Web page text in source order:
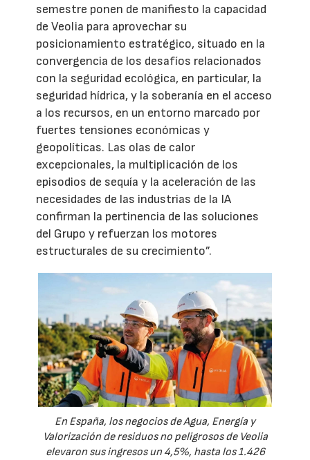
semestre ponen de manifiesto la capacidad
de Veolia para aprovechar su
posicionamiento estratégico, situado en la
convergencia de los desafíos relacionados
con la seguridad ecológica, en particular, la
seguridad hídrica, y la soberanía en el acceso
a los recursos, en un entorno marcado por
fuertes tensiones económicas y
geopolíticas. Las olas de calor
excepcionales, la multiplicación de los
episodios de sequía y la aceleración de las
necesidades de las industrias de la IA
confirman la pertinencia de las soluciones
del Grupo y refuerzan los motores
estructurales de su crecimiento”.
En España, los negocios de Agua, Energía y
Valorización de residuos no peligrosos de Veolia
elevaron sus ingresos un 4,5%, hasta los 1.426